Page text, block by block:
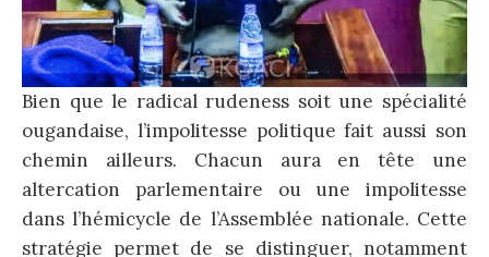
Bien que le radical rudeness soit une spécialité
ougandaise, l’impolitesse politique fait aussi son
chemin ailleurs. Chacun aura en tête une
altercation parlementaire ou une impolitesse
dans l’hémicycle de l’Assemblée nationale. Cette
stratégie permet de se distinguer, notamment